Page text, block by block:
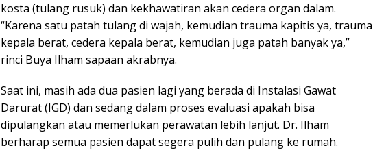
kosta (tulang rusuk) dan kekhawatiran akan cedera organ dalam.
“Karena satu patah tulang di wajah, kemudian trauma kapitis ya, trauma
kepala berat, cedera kepala berat, kemudian juga patah banyak ya,”
rinci Buya Ilham sapaan akrabnya.
Saat ini, masih ada dua pasien lagi yang berada di Instalasi Gawat
Darurat (IGD) dan sedang dalam proses evaluasi apakah bisa
dipulangkan atau memerlukan perawatan lebih lanjut. Dr. Ilham
berharap semua pasien dapat segera pulih dan pulang ke rumah.